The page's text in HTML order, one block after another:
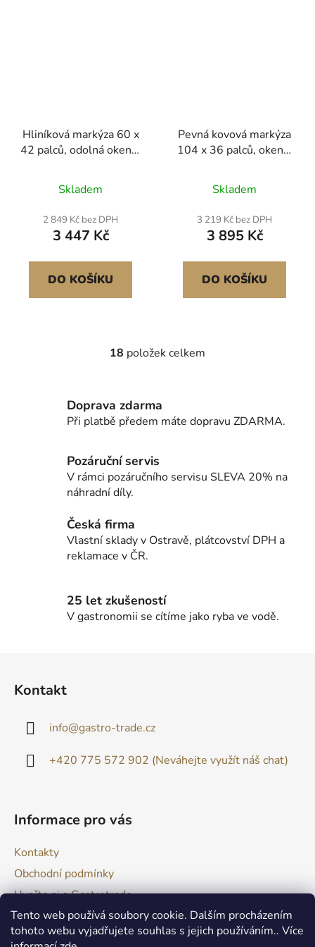
Tento web používá soubory cookie. Dalším procházením
tohoto webu vyjadřujete souhlas s jejich používáním.. Více
Hliníková markýza 60 x
42 palců, odolná okenní
stabilní hliníková
markýza na dveře,
venkovní, déšť, sníh,
ochrana proti slunci pro
dveře, vchod, okna,
terasu, verandu
Skladem
2 849 Kč bez DPH
3 447 Kč
DO KOŠÍKU
Pevná kovová markýza
104 x 36 palců, okenní
trojúhelníkový ocelový
rám, markýzy na dveře,
venkovní ochrana proti
dešti, sněhu a slunci pro
vstupní dveře, okna,
verandy, balkony
Skladem
3 219 Kč bez DPH
3 895 Kč
DO KOŠÍKU
O
á
d
í
p
y
p
i
s
18 položek celkem
Doprava zdarma
Při platbě předem máte dopravu ZDARMA.
Pozáruční servis
V rámci pozáručního servisu SLEVA 20% na
náhradní díly.
Česká firma
Vlastní sklady v Ostravě, plátcovství DPH a
reklamace v ČR.
25 let zkušeností
V gastronomii se cítíme jako ryba ve vodě.
Kontakt
info@gastro-trade.cz
+420 775 572 902 (Neváhejte využít náš chat)
Informace pro vás
Kontakty
Obchodní podmínky
Uvařte si s Gastrotrade
Naše produkty - Tipy a triky
Reklamace zboží